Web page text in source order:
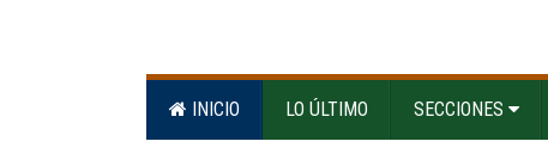
INICIO LO ÚLTIMO SECCIONES